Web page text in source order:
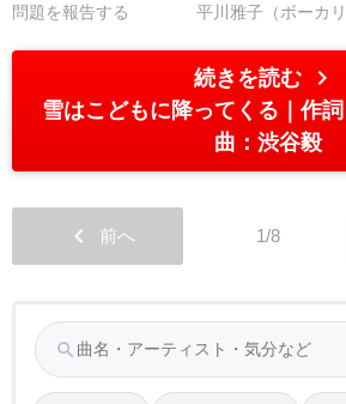
平川雅子（ボーカ
問題を報告する
続きを読む chevron_right
雪はこどもに降ってくる
作
曲：渋谷毅
chevron_left 前へ 1/8
search